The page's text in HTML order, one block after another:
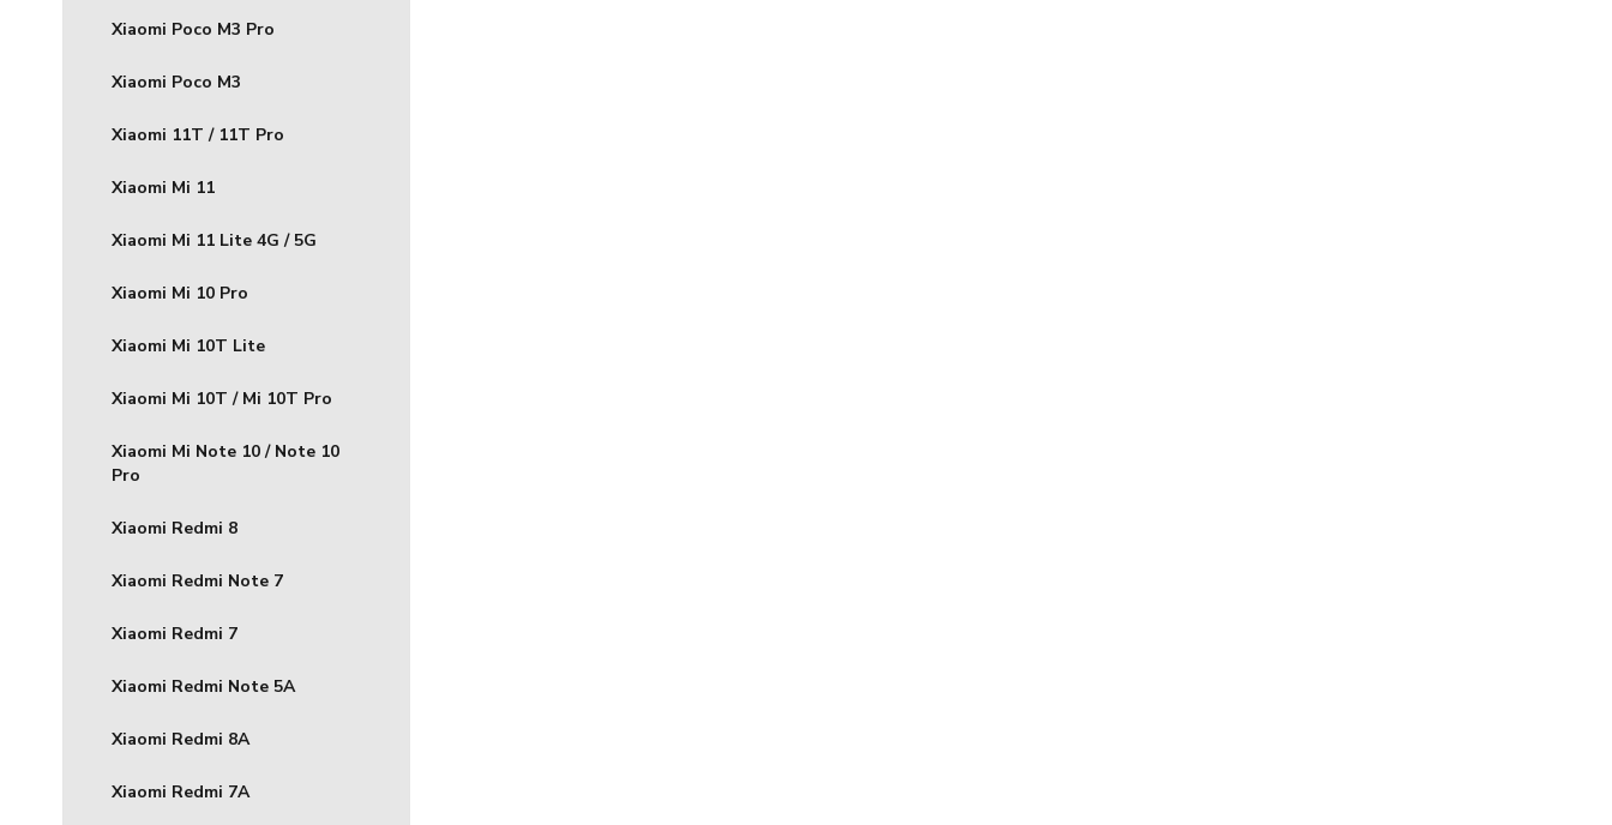
Xiaomi Poco M3 Pro
Xiaomi Poco M3
Xiaomi 11T / 11T Pro
Xiaomi Mi 11
Xiaomi Mi 11 Lite 4G / 5G
Xiaomi Mi 10 Pro
Xiaomi Mi 10T Lite
Xiaomi Mi 10T / Mi 10T Pro
Xiaomi Mi Note 10 / Note 10
Pro
Xiaomi Redmi 8
Xiaomi Redmi Note 7
Xiaomi Redmi 7
Xiaomi Redmi Note 5A
Xiaomi Redmi 8A
Xiaomi Redmi 7A